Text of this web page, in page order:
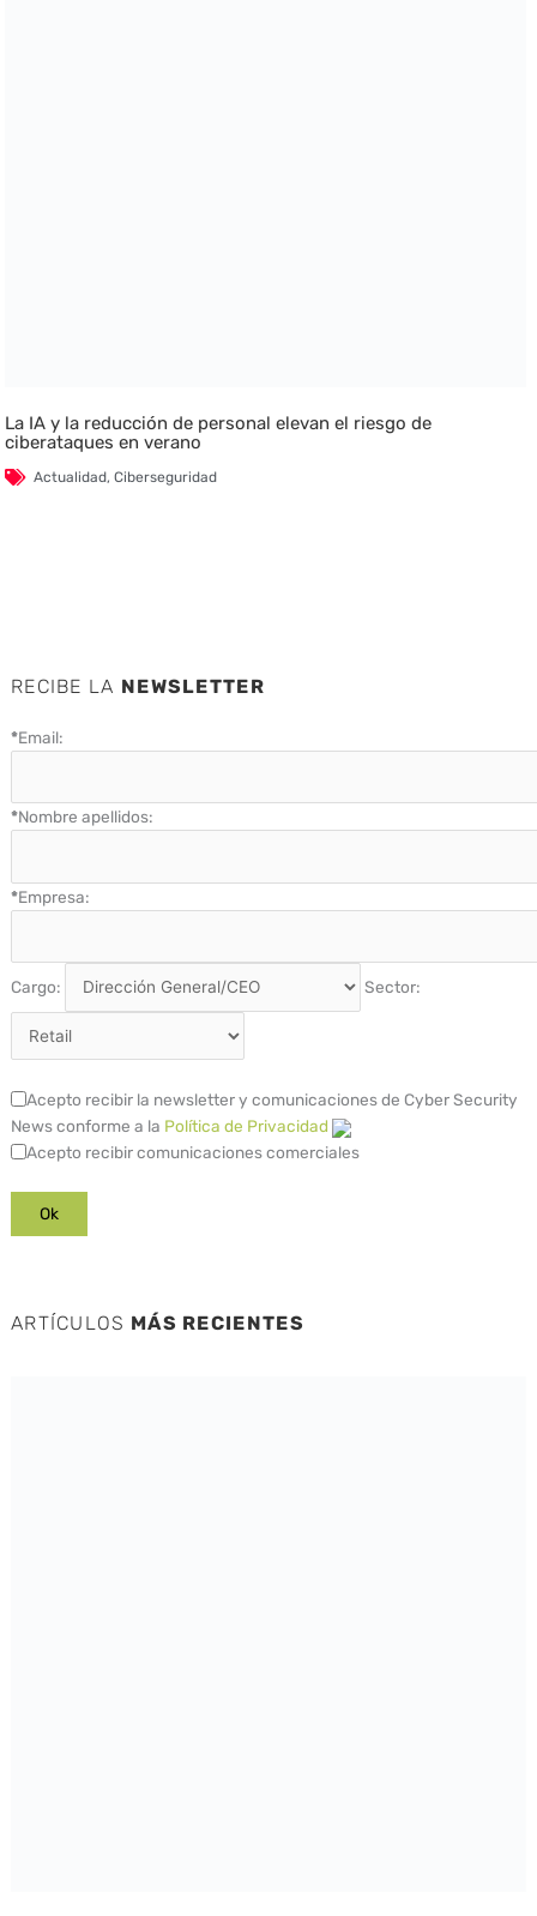
La IA y la reducción de personal elevan el riesgo de
ciberataques en verano
Actualidad,Ciberseguridad
RECIBE LA NEWSLETTER
*Email:
*Nombre apellidos:
*Empresa:
Cargo: Sector:
Acepto recibir la newsletter y comunicaciones de Cyber Security
News conforme a la Política de Privacidad
Acepto recibir comunicaciones comerciales
ARTÍCULOS MÁS RECIENTES